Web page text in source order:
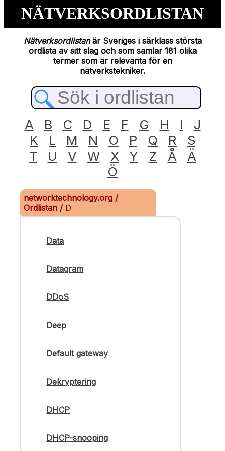
NÄTVERKSORDLISTAN
Nätverksordlistanär Sveriges i särklass största
ordlista av sitt slag och som samlar 181 olika
termer som är relevanta för en
nätverkstekniker.
A B C D E F G H I
J
K
L M N O P Q R
S
T
U V W X Y Z Å
Ä
Ö
networktechnology.org /
Ordlistan / D
Data
Datagram
DDoS
Deep
Default gateway
Dekryptering
DHCP
DHCP-snooping